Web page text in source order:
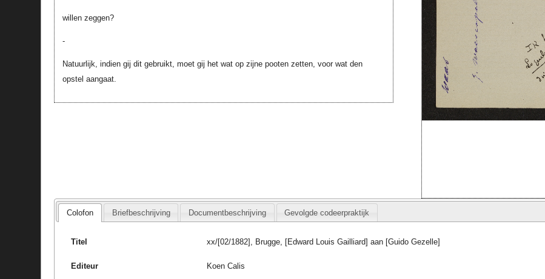
willen zeggen?
-
Natuurlijk, indien gij dit gebruikt, moet gij het wat op zijne pooten zetten, voor wat den
opstel aangaat.
Colofon Briefbeschrijving Documentbeschrijving Gevolgde codeerpraktijk
Titel xx/[02/1882], Brugge, [Edward Louis Gailliard] aan [Guido Gezelle]
Editeur Koen Calis